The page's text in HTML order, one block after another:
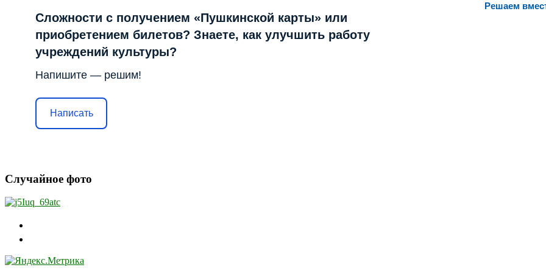
Решаем
Сложности с получением «Пушкинской карты» или
приобретением билетов? Знаете, как улучшить работу
учреждений культуры?
Напишите — решим!
Написать
Случайное фото